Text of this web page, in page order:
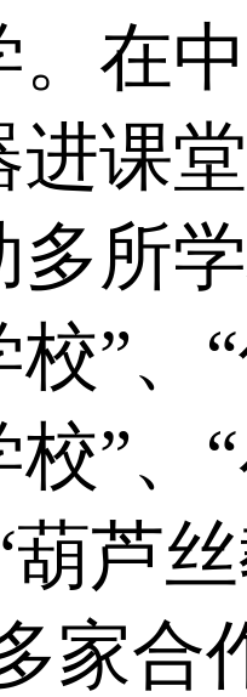
。在
进课
多所
”、
校”、
葫芦
家合